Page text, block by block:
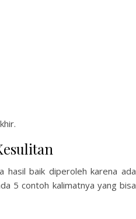
hasil baik diperoleh karena ada
5 contoh kalimatnya yang bisa